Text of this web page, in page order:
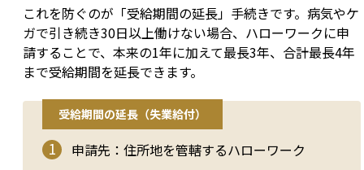
これを防ぐのが「受給期間の延長」手続きです。病気やケ
ガで引き続き30日以上働けない場合、ハローワークに申
請することで、本来の1年に加えて最長3年、合計最長4年
まで受給期間を延長できます。
受給期間の延長（失業給付）
申請先：住所地を管轄するハローワーク